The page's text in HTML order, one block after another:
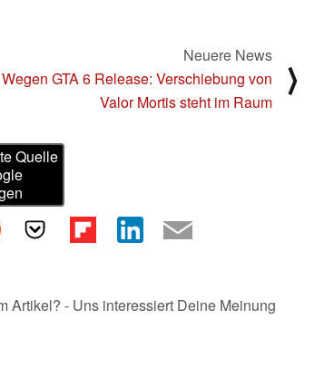
Neuere News
Wegen GTA 6 Release: Verschiebung von
Valor Mortis steht im Raum
⟩
Quelle
Artikel? - Uns interessiert Deine Meinung